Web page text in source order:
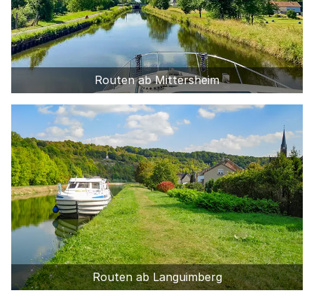
Routen ab Mittersheim
Routen ab Languimberg